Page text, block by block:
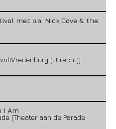
met o.a. Nick Cave & the
(Utrecht))
I Am
(Theater aan de Parade